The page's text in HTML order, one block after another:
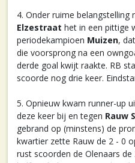
4. Onder ruime belangstelling
Elzestraat het in een pittige
periodekampioen Muizen,
die voorsprong na een
derde goal kwijt raakte. RB
scoorde nog drie keer.
5. Opnieuw kwam runner-up
deze keer bij en tegen Rauw
gebrand op (minstens) de
kwartier zette Rauw de 2 - 0
rust scoorden de Olenaars